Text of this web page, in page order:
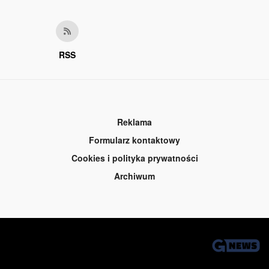
RSS
Reklama
Formularz kontaktowy
Cookies i polityka prywatności
Archiwum